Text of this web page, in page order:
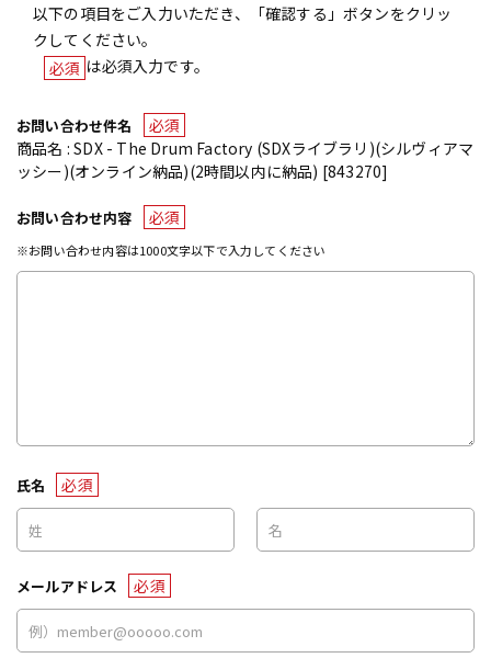
以下の項目をご入力いただき、「確認する」ボタンをクリッ
クしてください。
必須 は必須入力です。
お問い合わせ件名
必須
商品名 : SDX - The Drum Factory (SDXライブラリ)(シルヴィアマ
ッシー)(オンライン納品)(2時間以内に納品) [843270]
お問い合わせ内容 必須
※お問い合わせ内容は1000文字以下で入力してください
氏名 必須
メールアドレス 必須